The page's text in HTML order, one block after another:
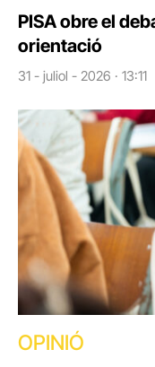
PISA obre el
orientació
31 - juliol - 2026 · 13:11
OPINIÓ